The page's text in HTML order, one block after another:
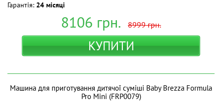
Гарантія: 24 місяці
8106 грн. 8999грн.
КУПИТИ
Машина для приготування дитячої суміші Baby Brezza Formula
Pro Mini (FRP0079)